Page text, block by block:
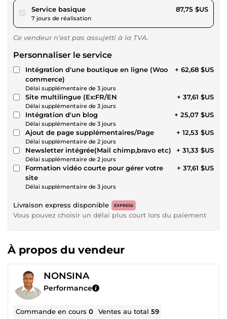
Service basiquepour 80,87 $US
7 jours de réalisation
87,75 $US
Ce vendeur n’est pas assujetti à la TVA.
Personnaliser le service
Intégration d'une boutique en ligne (Woo
commerce)
Délai supplémentaire de 3 jours
+ 62,68 $US
Site multilingue (Ex:FR/EN
Délai supplémentaire de 3 jours
+ 37,61 $US
Intégration d'un blog
Délai supplémentaire de 3 jours
+ 25,07 $US
Ajout de page supplémentaires/Page
Délai supplémentaire de 2 jours
+ 12,53 $US
Newsletter intégrée(Mail chimp,bravo etc)
Délai supplémentaire de 2 jours
+ 31,33 $US
Formation vidéo courte pour gérer votre
site
Délai supplémentaire de 3 jours
+ 37,61 $US
Livraison express disponible EXPRESS
Vous pouvez choisir un délai plus court lors du paiement
À propos du vendeur
NONSINA
Performance
Commande en cours0 Ventes au total59